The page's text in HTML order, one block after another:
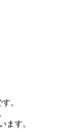
。
ます。